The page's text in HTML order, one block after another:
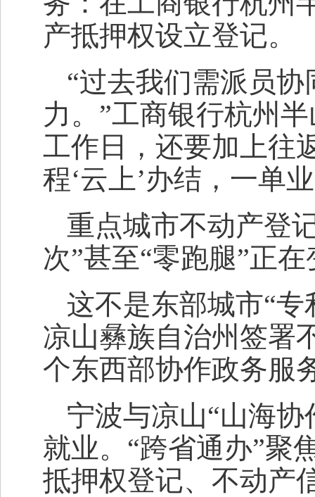
产抵押权设立登记。
“过去我们需派员
力。”工商银行杭州
工作日，还要加上往
程‘云上’办结，一单
重点城市不动产登
次”甚至“零跑腿”正
这不是东部城市“
凉山彝族自治州签署
个东西部协作政务服
宁波与凉山“山海
就业。“跨省通办”聚
抵押权登记、不动产